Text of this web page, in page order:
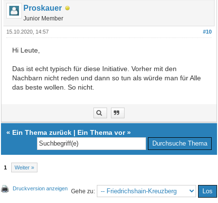
Proskauer
Junior Member
#10
15.10.2020, 14:57
Hi Leute,
Das ist echt typisch für diese Initiative. Vorher mit den
Nachbarn nicht reden und dann so tun als würde man für Alle
das beste wollen. So nicht.
« Ein Thema zurück | Ein Thema vor»
1 Weiter »
Druckversion anzeigen Gehe zu: